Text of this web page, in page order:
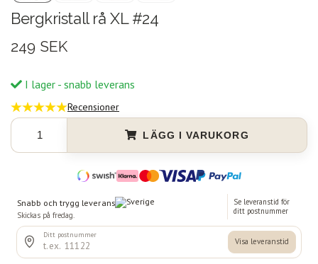
Bergkristall rå XL #24
249 SEK
I lager - snabb leverans
Recensioner
LÄGG I VARUKORG